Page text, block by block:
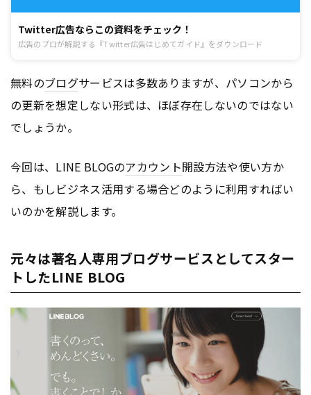
Twitter広告ならこの資料をチェック！
広告のプロが解説する『Twitter広告はじめてガイド』をダウンロード
無料のブログサービスは多数ありますが、パソコンから
の更新を想定しない形式は、ほぼ存在しないのではない
でしょうか。
今回は、LINE BLOGのアカウント開設方法や使い方か
ら、もしビジネス活用する場合どのように利用すればい
いのかを解説します。
元々は著名人専用ブログサービスとしてスター
トしたLINE BLOG